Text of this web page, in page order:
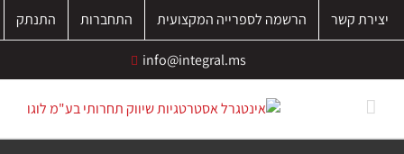
יצירת קשר הרשמה לספרייה המקצועית התחברות התנתק
info@integral.ms